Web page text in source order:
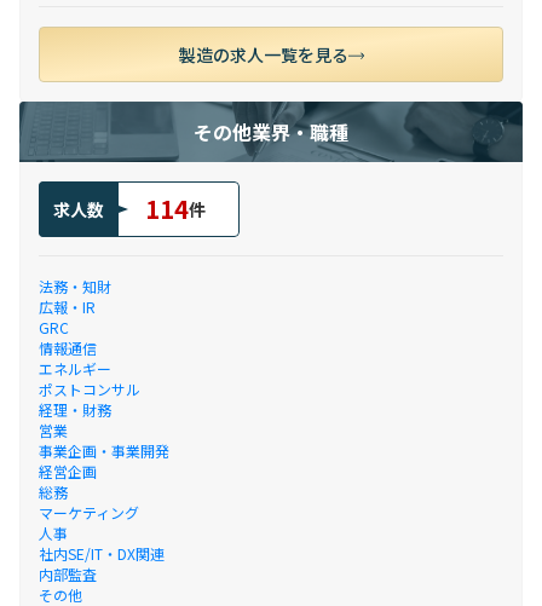
製造の求人一覧を見る
その他業界・職種
求人数 114件
法務・知財
広報・IR
GRC
情報通信
エネルギー
ポストコンサル
経理・財務
営業
事業企画・事業開発
経営企画
総務
マーケティング
人事
社内SE/IT・DX関連
内部監査
その他